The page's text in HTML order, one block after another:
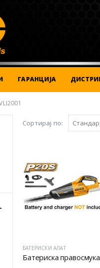
ГАРАНЦИЈА
Сортирај по:
БАТЕРИСКИ АЛАТ
Батериска